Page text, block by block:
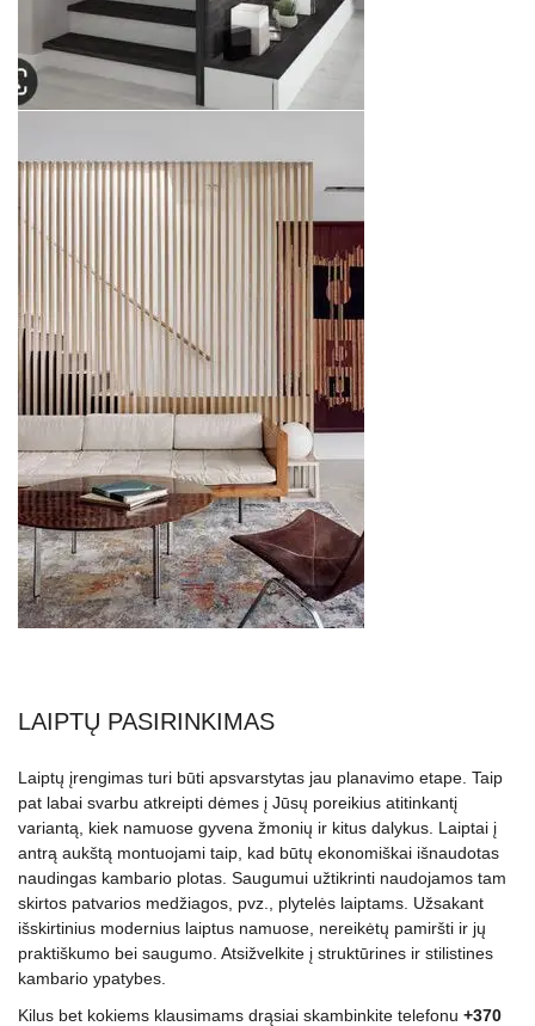
LAIPTŲ PASIRINKIMAS
Laiptų įrengimas turi būti apsvarstytas jau planavimo etape. Taip
pat labai svarbu atkreipti dėmes į Jūsų poreikius atitinkantį
variantą, kiek namuose gyvena žmonių ir kitus dalykus. Laiptai į
antrą aukštą montuojami taip, kad būtų ekonomiškai išnaudotas
naudingas kambario plotas. Saugumui užtikrinti naudojamos tam
skirtos patvarios medžiagos, pvz., plytelės laiptams. Užsakant
išskirtinius modernius laiptus namuose, nereikėtų pamiršti ir jų
praktiškumo bei saugumo. Atsižvelkite į struktūrines ir stilistines
kambario ypatybes.
Kilus bet kokiems klausimams drąsiai skambinkite telefonu +370